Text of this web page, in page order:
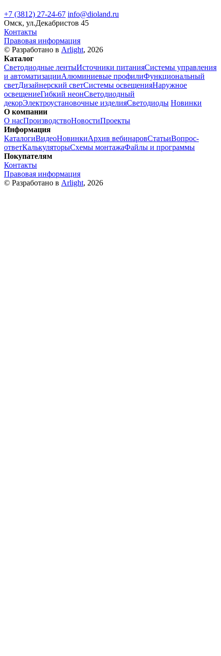
+7 (3812) 27-24-67 info@dioland.ru
Омск, ул.Декабристов 45
Контакты
Правовая информация
© Разработано в Arlight, 2026
Каталог
Светодиодные лентыИсточники питанияСистемы управления
и автоматизацииАлюминиевые профилиФункциональный
светДизайнерский светСистемы освещенияНаружное
освещениеГибкий неонСветодиодный
декорЭлектроустановочные изделияСветодиоды Новинки
О компании
О насПроизводствоНовостиПроекты
Информация
КаталогиВидеоНовинкиАрхив вебинаровСтатьиВопрос-
ответКалькуляторыСхемы монтажаФайлы и программы
Покупателям
Контакты
Правовая информация
© Разработано в Arlight, 2026